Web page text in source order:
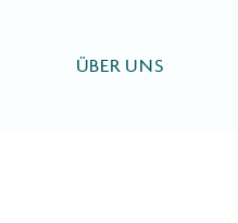
ÜBER UNS